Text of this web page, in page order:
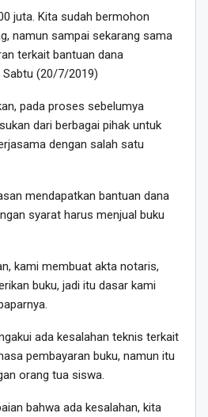
juta. Kita sudah bermohon
namun sampai sekarang sama
terkait bantuan dana
Sabtu (20/7/2019)
pada proses sebelumya
dari berbagai pihak untuk
dengan salah satu
mendapatkan bantuan dana
syarat harus menjual buku
kami membuat akta notaris,
buku, jadi itu dasar kami
ada kesalahan teknis terkait
pembayaran buku, namun itu
orang tua siswa.
bahwa ada kesalahan, kita